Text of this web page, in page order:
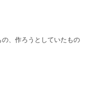
、作ろうとしていたもの